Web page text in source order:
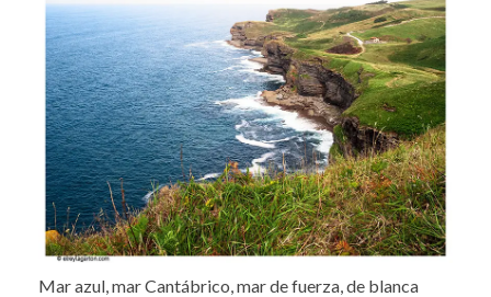
Mar azul, mar Cantábrico, mar de fuerza, de blanca